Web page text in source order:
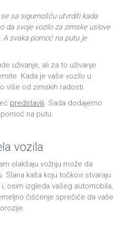
sa sigurnošću utvrditi kada
da svoje vozilo za zimske uslove
svaka pomoć na putu je
uživanje, ali za to uživanje
Kada je vaše vozilo u
više od zimskih radosti.
predstavili. Sada dodajemo
na putu.
vozila
olakšaju vožnju može da
Slana kaša koju točkovi stvaraju
osim izgleda vašeg automobila,
čišćenje sprečiće da vaše